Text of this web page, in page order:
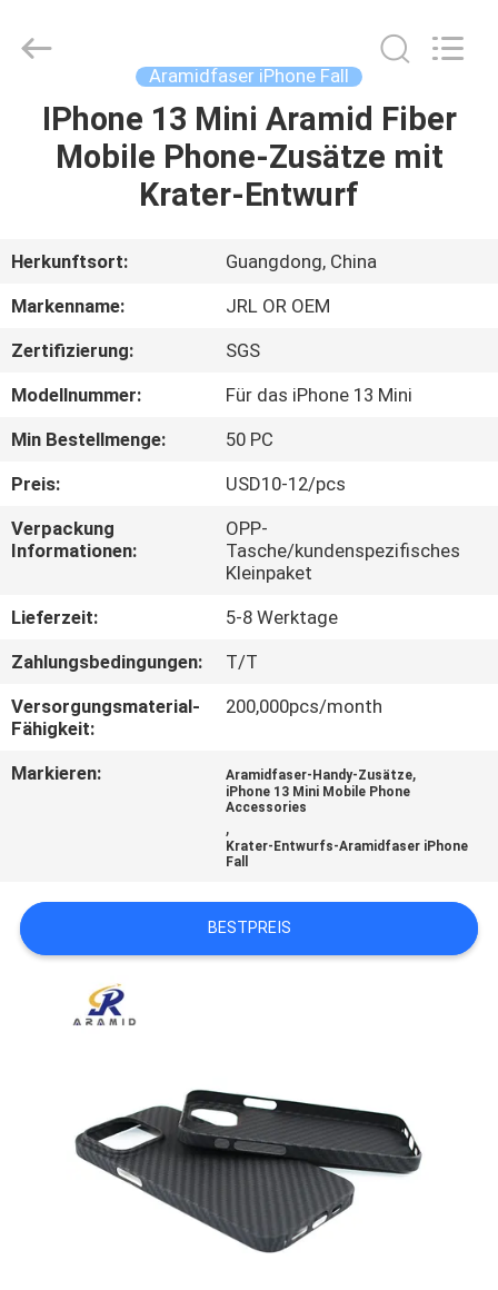
HEIM
PRODUKTE
VIDEOS
SHOW
ÜBER
UNS
QUALITÄTSKONTROLLE
KONTAKTIERE
UNS
NACHRICHTEN
SITEMAP
PRIVACY
Reserved.
Aramidfaser iPhone Fall
IPhone 13 Mini Aramid Fiber
Mobile Phone-Zusätze mit
Krater-Entwurf
Herkunftsort:
Guangdong, China
Markenname:
JRL OR OEM
Zertifizierung:
SGS
Modellnummer:
Für das iPhone 13 Mini
Min Bestellmenge:
50 PC
Preis:
USD10-12/pcs
Verpackung
Informationen:
OPP-
Tasche/kundenspezifisches
Kleinpaket
Lieferzeit:
5-8 Werktage
Zahlungsbedingungen:
T/T
Versorgungsmaterial-
Fähigkeit:
200,000pcs/month
Markieren: Aramidfaser-Handy-Zusätze,
iPhone 13 Mini Mobile Phone
Accessories
,
Krater-Entwurfs-Aramidfaser iPhone
Fall
BESTPREIS